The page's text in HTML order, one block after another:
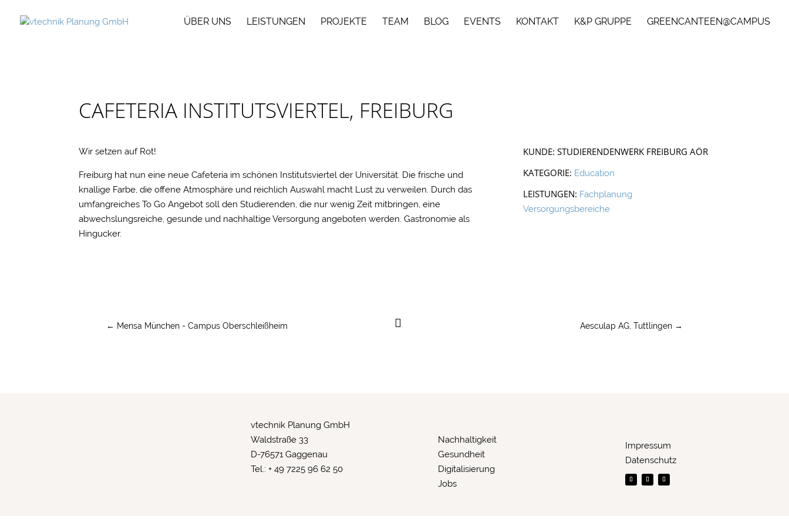
ÜBER UNS LEISTUNGEN PROJEKTE TEAM BLOG EVENTS KONTAKT K&P GRUPPE GREENCANTEEN@CAMPUS
CAFETERIA INSTITUTSVIERTEL, FREIBURG
Wir setzen auf Rot!
Freiburg hat nun eine neue Cafeteria im schönen Institutsviertel der Universität. Die frische und
knallige Farbe, die offene Atmosphäre und reichlich Auswahl macht Lust zu verweilen. Durch das
umfangreiches To Go Angebot soll den Studierenden, die nur wenig Zeit mitbringen, eine
abwechslungsreiche, gesunde und nachhaltige Versorgung angeboten werden. Gastronomie als
Hingucker.
KUNDE: STUDIERENDENWERK FREIBURG AÖR
KATEGORIE: Education
LEISTUNGEN: Fachplanung
Versorgungsbereiche
← Mensa München - Campus Oberschleißheim  Aesculap AG, Tuttlingen →
vtechnik Planung GmbH
Waldstraße 33
D-76571 Gaggenau
Tel.: + 49 7225 96 62 50
Nachhaltigkeit
Gesundheit
Digitalisierung
Jobs
Impressum
Datenschutz